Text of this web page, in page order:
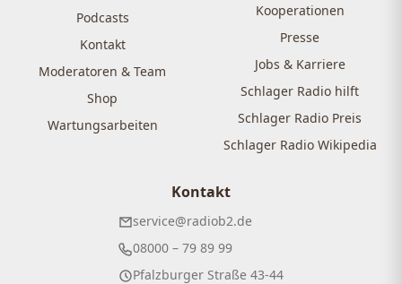
Podcasts
Kontakt
Moderatoren & Team
Shop
Wartungsarbeiten
Kooperationen
Presse
Jobs & Karriere
Schlager Radio hilft
Schlager Radio Preis
Schlager Radio Wikipedia
Kontakt
service@radiob2.de
08000 – 79 89 99
Pfalzburger Straße 43-44